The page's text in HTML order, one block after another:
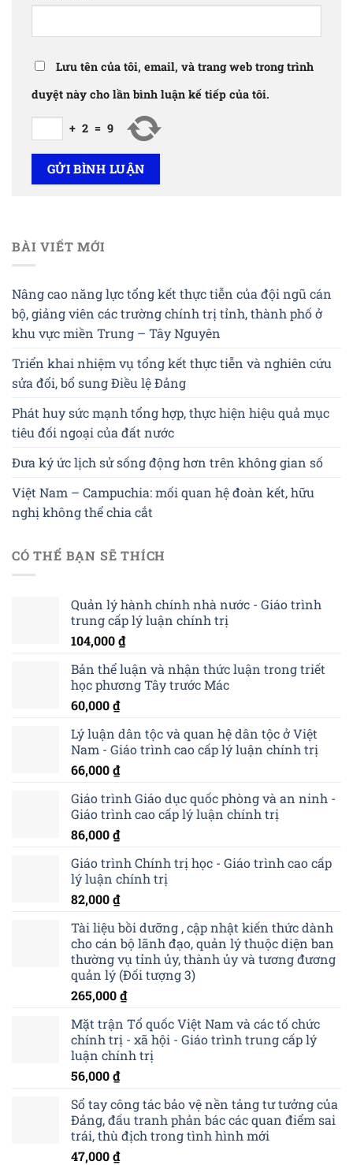
Lưu tên của tôi, email, và trang web trong trình
duyệt này cho lần bình luận kế tiếp của tôi.
+ 2 = 9
BÀI VIẾT MỚI
Nâng cao năng lực tổng kết thực tiễn của đội ngũ cán
bộ, giảng viên các trường chính trị tỉnh, thành phố ở
khu vực miền Trung – Tây Nguyên
Triển khai nhiệm vụ tổng kết thực tiễn và nghiên cứu
sửa đổi, bổ sung Điều lệ Đảng
Phát huy sức mạnh tổng hợp, thực hiện hiệu quả mục
tiêu đối ngoại của đất nước
Đưa ký ức lịch sử sống động hơn trên không gian số
Việt Nam – Campuchia: mối quan hệ đoàn kết, hữu
nghị không thể chia cắt
CÓ THỂ BẠN SẼ THÍCH
Quản lý hành chính nhà nước - Giáo trình
trung cấp lý luận chính trị
104,000₫
Bản thể luận và nhận thức luận trong triết
học phương Tây trước Mác
60,000₫
Lý luận dân tộc và quan hệ dân tộc ở Việt
Nam - Giáo trình cao cấp lý luận chính trị
66,000₫
Giáo trình Giáo dục quốc phòng và an ninh -
Giáo trình cao cấp lý luận chính trị
86,000₫
Giáo trình Chính trị học - Giáo trình cao cấp
lý luận chính trị
82,000₫
Tài liệu bồi dưỡng , cập nhật kiến thức dành
cho cán bộ lãnh đạo, quản lý thuộc diện ban
thường vụ tỉnh ủy, thành ủy và tương đương
quản lý (Đối tượng 3)
265,000₫
Mặt trận Tổ quốc Việt Nam và các tố chức
chính trị - xã hội - Giáo trình trung cấp lý
luận chính trị
56,000₫
Sổ tay công tác bảo vệ nền tảng tư tưởng của
Đảng, đấu tranh phản bác các quan điểm sai
trái, thù địch trong tình hình mới
47,000₫